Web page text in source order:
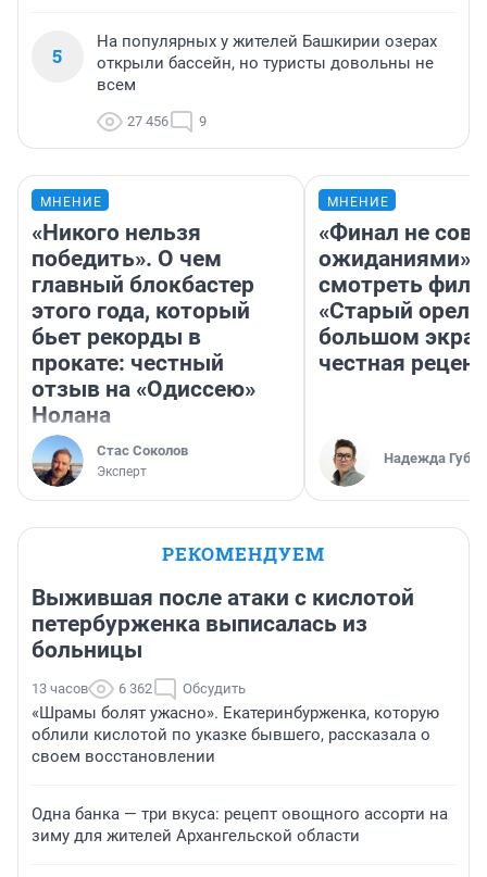
5
На популярных у жителей Башкирии озерах
открыли бассейн, но туристы довольны не
всем
27 456 9
МНЕНИЕ
«Никого нельзя
победить». О чем
главный блокбастер
этого года, который
бьет рекорды в
прокате: честный
отзыв на «Одиссею»
Нолана
Стас Соколов
Эксперт
МНЕНИЕ
«Финал не
ожиданиями»:
смотреть
«Старый орел»
большом
честная
Надежда
РЕКОМЕНДУЕМ
Выжившая после атаки с кислотой
петербурженка выписалась из
больницы
13 часов 6 362 Обсудить
«Шрамы болят ужасно». Екатеринбурженка, которую
облили кислотой по указке бывшего, рассказала о
своем восстановлении
Одна банка — три вкуса: рецепт овощного ассорти на
зиму для жителей Архангельской области